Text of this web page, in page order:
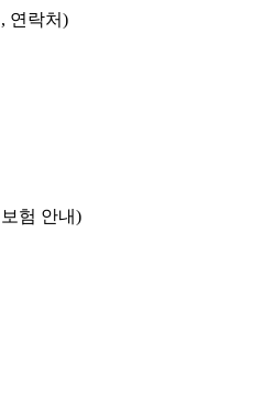
연락처)
험 안내)